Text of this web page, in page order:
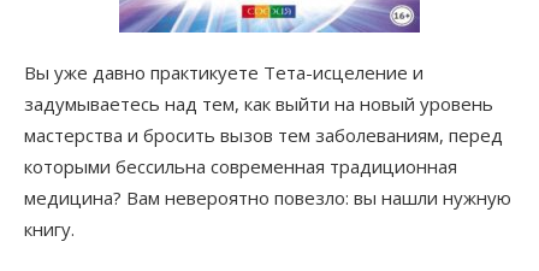
Вы уже давно практикуете Тета-исцеление и
задумываетесь над тем, как выйти на новый уровень
мастерства и бросить вызов тем заболеваниям, перед
которыми бессильна современная традиционная
медицина? Вам невероятно повезло: вы нашли нужную
книгу.